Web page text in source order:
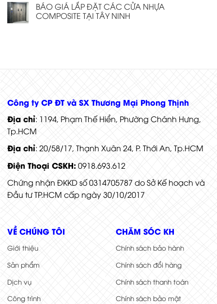
BÁO GIÁ LẮP ĐẶT CÁC CỬA NHỰA
COMPOSITE TẠI TÂY NINH
Công ty CP ĐT và SX Thương Mại Phong Thịnh
Địa chỉ: 1194, Phạm Thế Hiển, Phường Chánh Hưng,
Tp.HCM
Địa chỉ: 20/58/17, Thạnh Xuân 24, P. Thới An, Tp.HCM
Điện Thoại CSKH: 0918.693.612
Chứng nhận ĐKKD số 0314705787 do Sở Kế hoạch và
Đầu tư TP.HCM cấp ngày 30/10/2017
VỀ CHÚNG TÔI
Giới thiệu
Sản phẩm
Dịch vụ
Công trình
CHĂM SÓC KH
Chính sách bảo hành
Chính sách đổi hàng
Chính sách thanh toán
Chính sách bảo mật